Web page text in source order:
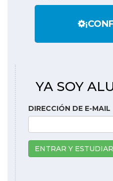
YA SOY
DIRECCIÓN DE E-MAIL
ENTRAR Y ESTUDIAR